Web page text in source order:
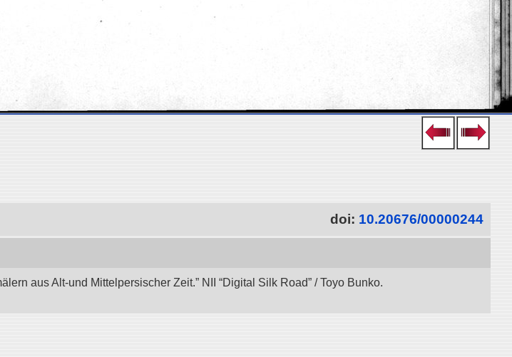
doi: 10.20676/00000244
aus Alt-und Mittelpersischer Zeit.” NII “Digital Silk Road” / Toyo Bunko.